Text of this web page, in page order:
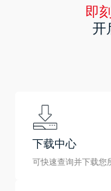
即
开
下载中心
可快速查询并下载您